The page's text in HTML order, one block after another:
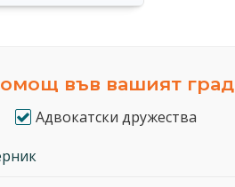
във вашият град
Адвокатски дружества